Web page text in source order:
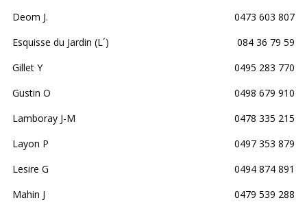
Deom J.
0473 603 807
Esquisse du Jardin (L´)
084 36 79 59
Gillet Y
0495 283 770
Gustin O
0498 679 910
Lamboray J-M
0478 335 215
Layon P
0497 353 879
Lesire G
0494 874 891
Mahin J
0479 539 288